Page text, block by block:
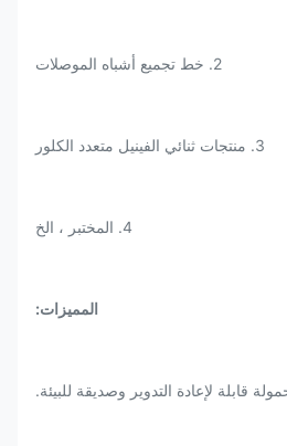
2. خط تجميع أشباه الموصلات
3. منتجات ثنائي الفينيل متعدد الكلور
4. المختبر ، الخ
المميزات:
قابلة لإعادة التدوير وصديقة للبيئة.